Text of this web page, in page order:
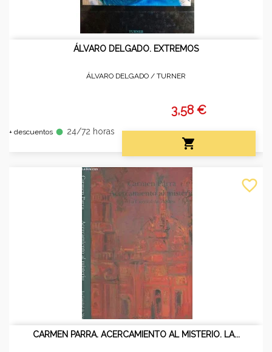
ÁLVARO DELGADO. EXTREMOS
ÁLVARO DELGADO / TURNER
+ descuentos fiber_manual_record 24/72 horas
3,58 €

CARMEN PARRA. ACERCAMIENTO AL MISTERIO. LA...
favorite_border